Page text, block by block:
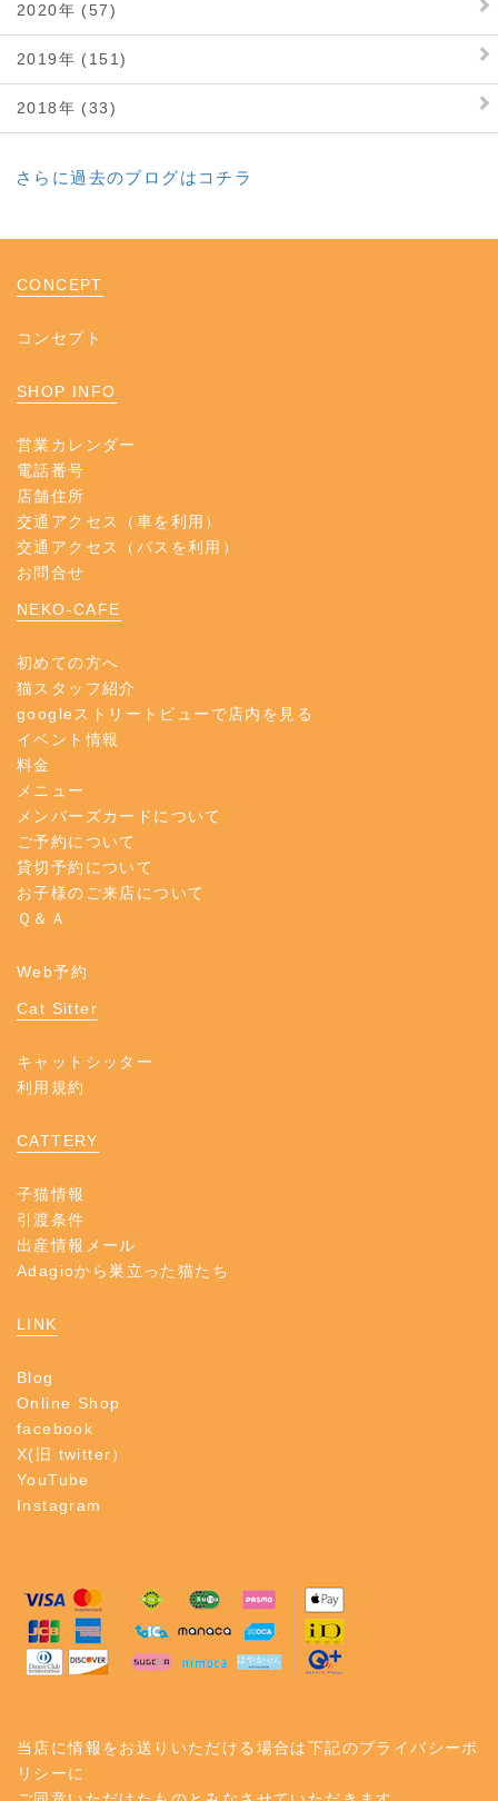
2020年 (57)
2019年 (151)
2018年 (33)
さらに過去のブログはコチラ
CONCEPT
コンセプト
SHOP INFO
営業カレンダー
電話番号
店舗住所
交通アクセス（車を利用）
交通アクセス（バスを利用）
お問合せ
NEKO-CAFE
初めての方へ
猫スタッフ紹介
googleストリートビューで店内を見る
イベント情報
料金
メニュー
メンバーズカードについて
ご予約について
貸切予約について
お子様のご来店について
Ｑ＆Ａ
Web予約
Cat Sitter
キャットシッター
利用規約
CATTERY
子猫情報
引渡条件
出産情報メール
Adagioから巣立った猫たち
LINK
Blog
Online Shop
facebook
X(旧 twitter）
YouTube
Instagram
当店に情報をお送りいただける場合は下記のプライバシーポ
リシーに